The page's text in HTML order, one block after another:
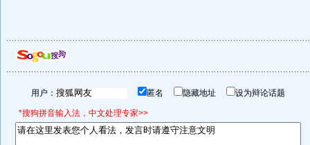
用户： 匿名 隐藏地址 设为辩论话题
*搜狗拼音输入法，中文处理专家>>